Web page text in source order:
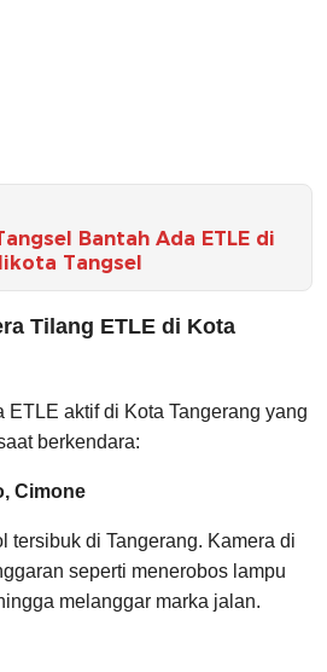
Bantah Ada ETLE di
Tangsel
Tilang ETLE di Kota
ETLE aktif di Kota Tangerang yang
berkendara:
Cimone
tersibuk di Tangerang. Kamera di
seperti menerobos lampu
melanggar marka jalan.